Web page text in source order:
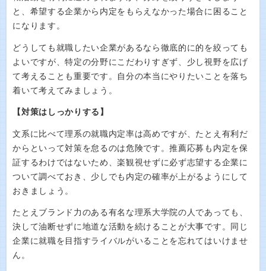
と、希望する企業から内定をもらえなかった場合に困ること
になります。
どうしても就職したい企業があるなら徹底的に的を絞っても
よいですが、特定の分野にこだわりすぎず、少し視野を広げ
て考えることも重要です。自分の本当にやりたいことを落ち
着いて考えてみましょう。
【対策はしっかりする】
文系に比べて理系の就職内定率は高めですが、たとえ有利だ
からといって対策を怠るのは危険です。推薦応募も内定を保
証するわけではないため、楽観視せずに必ず志望する企業に
ついて調べておき、少しでも内定の確率が上がるようにして
おきましょう。
たとえブランド力のある有名な理系大学院の人であっても、
決して油断せずに地道な活動を続けることが大事です。同じ
企業に就職を目指すライバルがいることを忘れてはいけませ
ん。